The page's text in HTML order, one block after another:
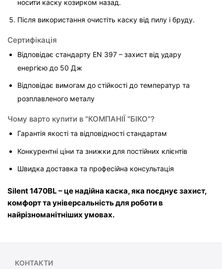
носити каску козирком назад.
Після використання очистіть каску від пилу і бруду.
Сертифікація
Відповідає стандарту EN 397 – захист від удару
енергією до 50 Дж
Відповідає вимогам до стійкості до температур та
розплавленого металу
Чому варто купити в "КОМПАНІЇ "БІКО"?
Гарантія якості та відповідності стандартам
Конкурентні ціни та знижки для постійних клієнтів
Швидка доставка та професійна консультація
Silent 1470BL – це надійна каска, яка поєднує захист,
комфорт та універсальність для роботи в
найрізноманітніших умовах.
КОНТАКТИ